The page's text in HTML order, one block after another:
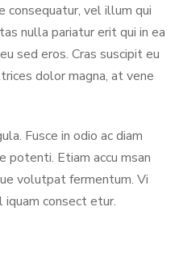
consequatur, vel illum qui
nulla pariatur erit qui in ea
sed eros. Cras suscipit eu
dolor magna, at vene
Fusce in odio ac diam
potenti. Etiam accu msan
volutpat fermentum. Vi
consect etur.